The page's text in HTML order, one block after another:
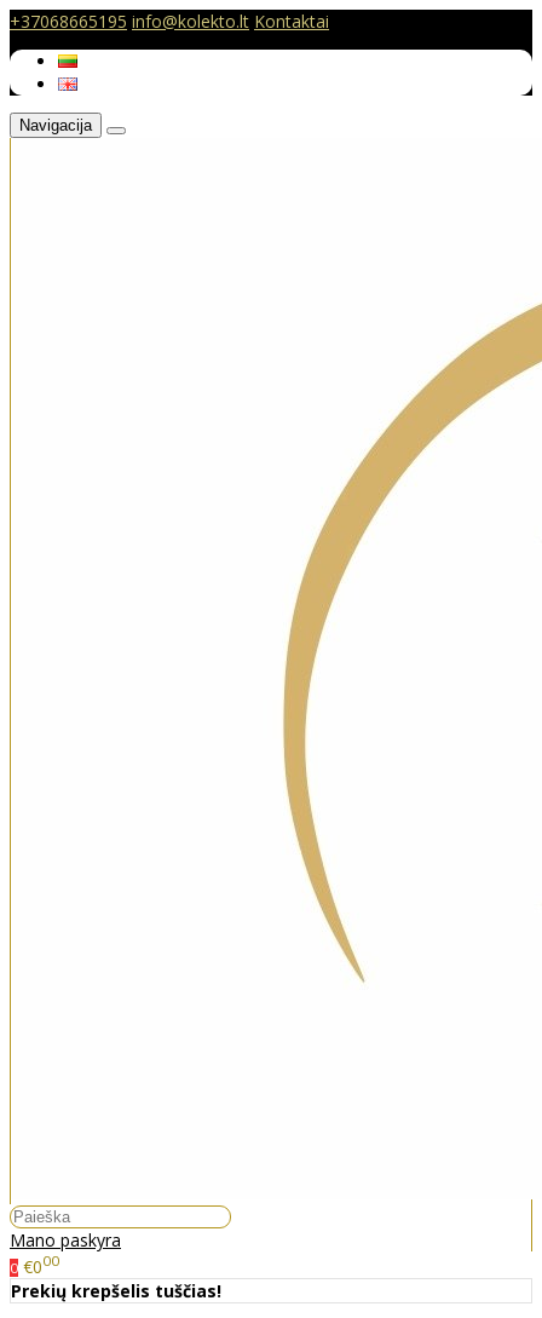
+37068665195 info@kolekto.lt Kontaktai
Navigacija
Mano paskyra
0 €000
Prekių krepšelis tuščias!